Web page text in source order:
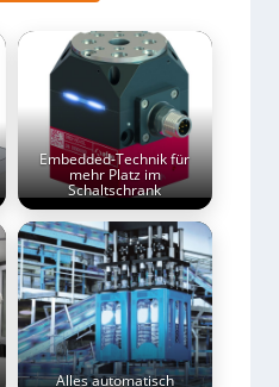
Embedded-Technik für
mehr Platz im
Schaltschrank
Alles automatisch